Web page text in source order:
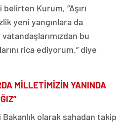
Kurum, “Aşırı
yeni yangınlara da
bu
rica ediyorum.” diye
MİLLETİMİZİN YANINDA
olarak sahadan takip